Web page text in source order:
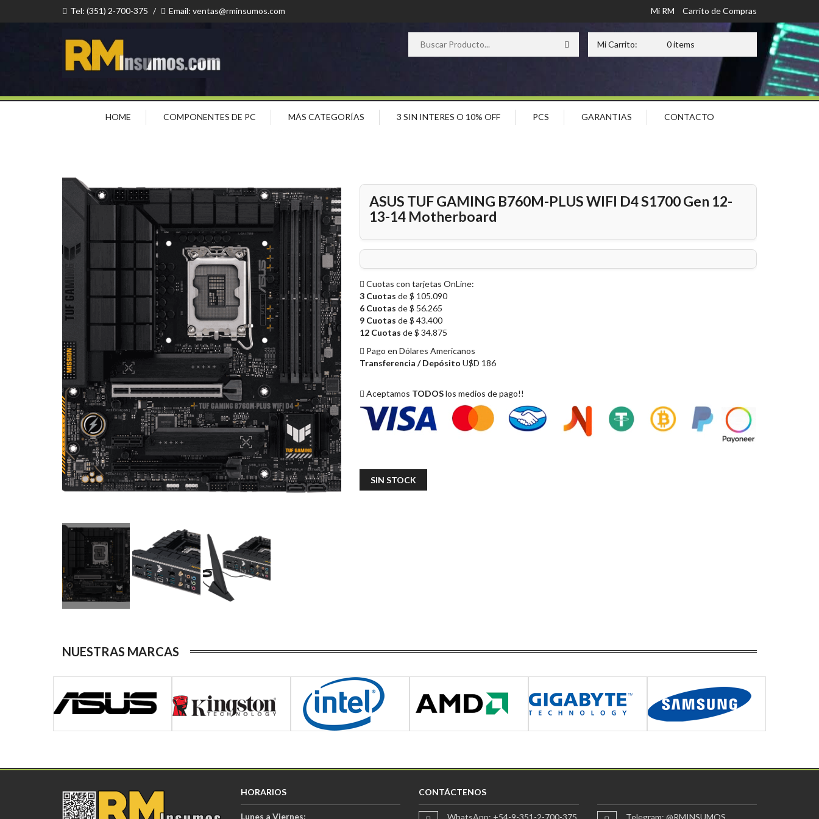
Tel: (351) 2-700-375 / Email: ventas@rminsumos.com Mi RM Carrito de Compras
Mi Carrito: 0 items
HOME COMPONENTES DE PC MÁS CATEGORÍAS 3 SIN INTERES O 10% OFF PCS GARANTIAS CONTACTO
ASUS TUF GAMING B760M-PLUS WIFI D4 S1700 Gen 12-
13-14 Motherboard
Cuotas con tarjetas OnLine:
3 Cuotas de $ 105.090
6 Cuotas de $ 56.265
9 Cuotas de $ 43.400
12 Cuotas de $ 34.875
Pago en Dólares Americanos
Transferencia / Depósito U$D 186
Aceptamos TODOSlos medios de pago!!
SIN STOCK
NUESTRAS MARCAS
HORARIOS
Lunes a Viernes:
CONTÁCTENOS
WhatsApp: +54-9-351-2-700-375 Telegram: @RMINSUMOS